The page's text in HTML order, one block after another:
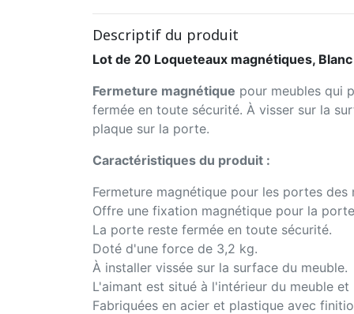
Descriptif du produit
Lot de 20 Loqueteaux magnétiques, Blanc
Fermeture magnétique pour meubles qui
fermée en toute sécurité. À visser sur la
plaque sur la porte.
Caractéristiques du produit :
Fermeture magnétique pour les portes des
Offre une fixation magnétique pour la
La porte reste fermée en toute sécurité.
Doté d'une force de 3,2 kg.
À installer vissée sur la surface du meuble.
L'aimant est situé à l'intérieur du meuble
Fabriquées en acier et plastique avec